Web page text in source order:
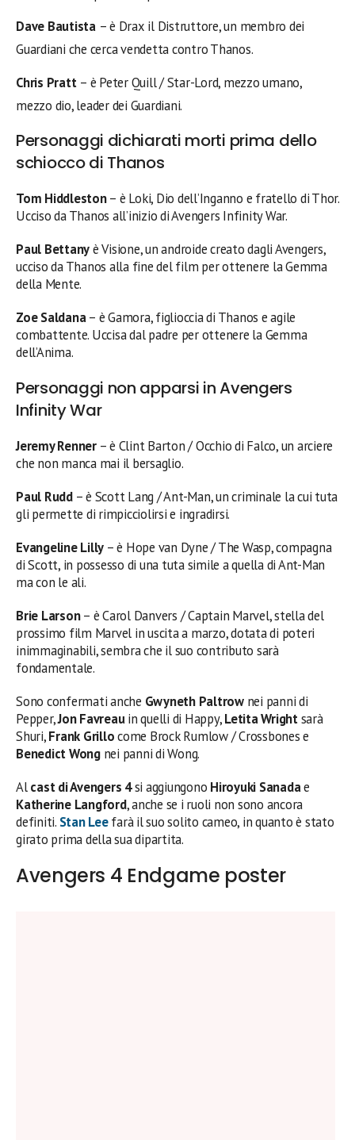
Dave Bautista – è Drax il Distruttore, un membro dei
Guardiani che cerca vendetta contro Thanos.
Chris Pratt – è Peter Quill / Star-Lord, mezzo umano,
mezzo dio, leader dei Guardiani.
Personaggi dichiarati morti prima dello
schiocco di Thanos
Tom Hiddleston– è Loki, Dio dell’Inganno e fratello di Thor.
Ucciso da Thanos all’inizio di Avengers Infinity War.
Paul Bettanyè Visione, un androide creato dagli Avengers,
ucciso da Thanos alla fine del film per ottenere la Gemma
della Mente.
Zoe Saldana– è Gamora, figlioccia di Thanos e agile
combattente. Uccisa dal padre per ottenere la Gemma
dell’Anima.
Personaggi non apparsi in Avengers
Infinity War
Jeremy Renner– è Clint Barton / Occhio di Falco, un arciere
che non manca mai il bersaglio.
Paul Rudd– è Scott Lang / Ant-Man, un criminale la cui tuta
gli permette di rimpicciolirsi e ingradirsi.
Evangeline Lilly – è Hope van Dyne / The Wasp, compagna
di Scott, in possesso di una tuta simile a quella di Ant-Man
ma con le ali.
Brie Larson– è Carol Danvers / Captain Marvel, stella del
prossimo film Marvel in uscita a marzo, dotata di poteri
inimmaginabili, sembra che il suo contributo sarà
fondamentale.
Sono confermati anche Gwyneth Paltrownei panni di
Pepper,Jon Favreauin quelli di Happy,Letita Wrightsarà
Shuri,Frank Grillocome Brock Rumlow / Crossbones e
Benedict Wongnei panni di Wong.
Alcast di Avengers 4si aggiungono Hiroyuki Sanadae
Katherine Langford, anche se i ruoli non sono ancora
definiti. Stan Leefarà il suo solito cameo, in quanto è stato
girato prima della sua dipartita.
Avengers 4 Endgame poster